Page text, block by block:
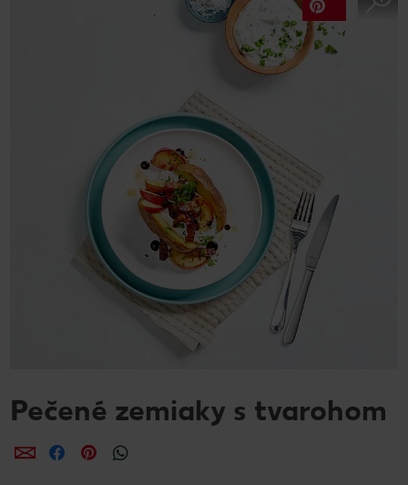
Pečené zemiaky s tvarohom
ZdieľaťZdieľaťZdieľať